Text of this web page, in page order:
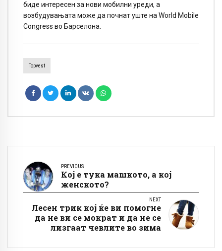
биде интересен за нови мобилни уреди, а
возбудувањата може да почнат уште на World Mobile
Congress во Барселона.
Topvest
PREVIOUS
Кој е тука машкото, а кој
женското?
NEXT
Лесен трик кој ќе ви помогне
да не ви се мократ и да не се
лизгаат чевлите во зима